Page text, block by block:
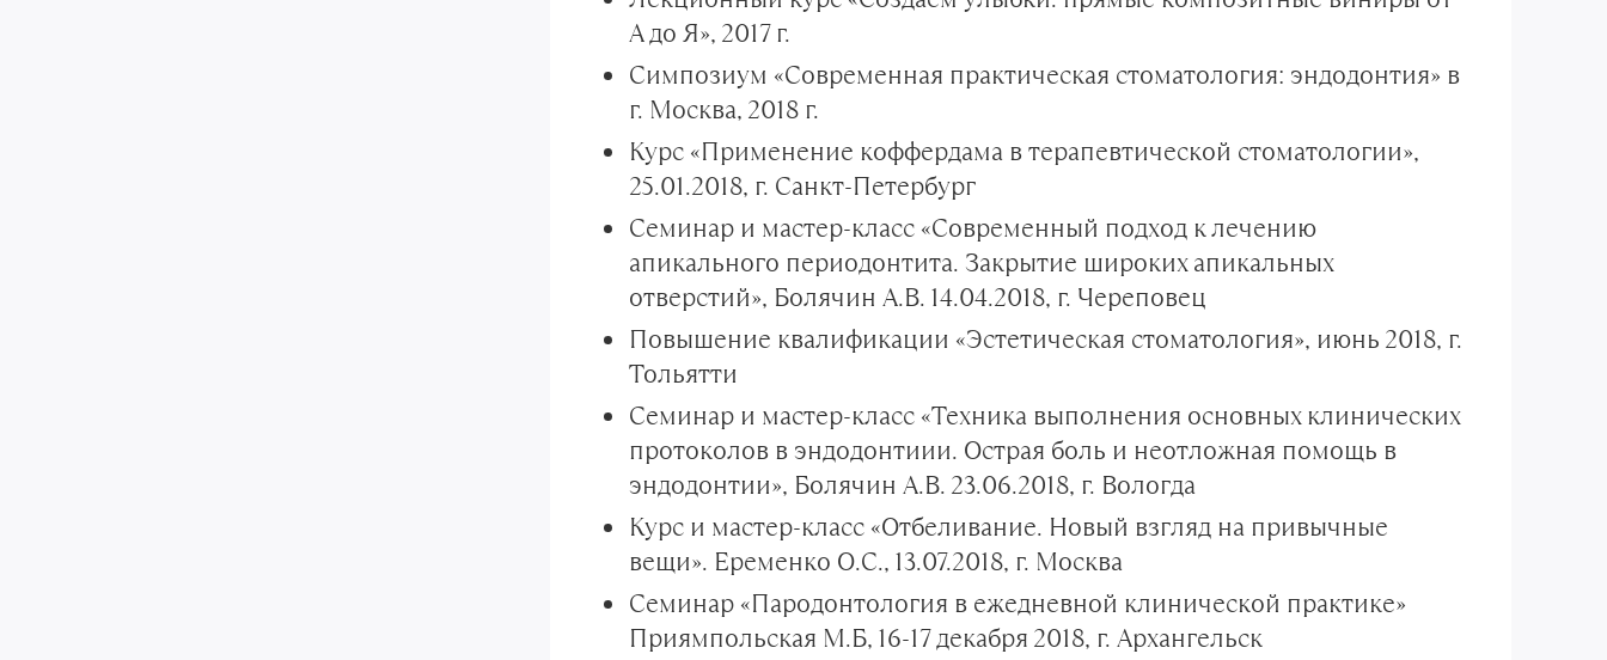
А до Я», 2017 г.
Симпозиум «Современная практическая стоматология: эндодонтия» в
г. Москва, 2018 г.
Курс «Применение коффердама в терапевтической стоматологии»,
25.01.2018, г. Санкт-Петербург
Семинар и мастер-класс «Современный подход к лечению
апикального периодонтита. Закрытие широких апикальных
отверстий», Болячин А.В. 14.04.2018, г. Череповец
Повышение квалификации «Эстетическая стоматология», июнь 2018, г.
Тольятти
Семинар и мастер-класс «Техника выполнения основных клинических
протоколов в эндодонтиии. Острая боль и неотложная помощь в
эндодонтии», Болячин А.В. 23.06.2018, г. Вологда
Курс и мастер-класс «Отбеливание. Новый взгляд на привычные
вещи». Еременко О.С., 13.07.2018, г. Москва
Семинар «Пародонтология в ежедневной клинической практике»
Приямпольская М.Б, 16-17 декабря 2018, г. Архангельск